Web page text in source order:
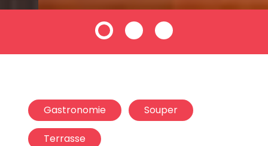
Gastronomie Souper
Terrasse